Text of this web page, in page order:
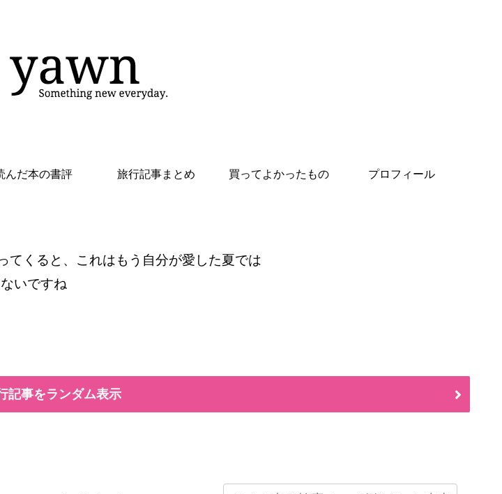
んだ本の書評 旅行記事まとめ 買ってよかったもの プロフィール
てくると、これはもう自分が愛した夏では
ないですね
記事をランダム表示